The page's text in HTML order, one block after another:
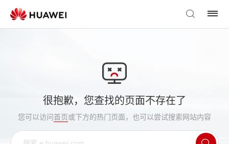
很抱歉，您查找的页面不存在了
您可以访问首页或下方的热门页面，也可以尝试搜索网站内容